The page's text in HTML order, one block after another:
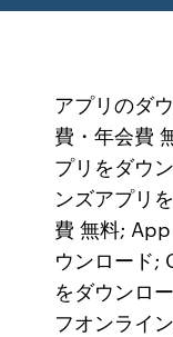
アプリのダ
費・年会費
プリをダウ
ンズアプリ
費 無料;
ウンロード;
をダウンロ
フオンライ